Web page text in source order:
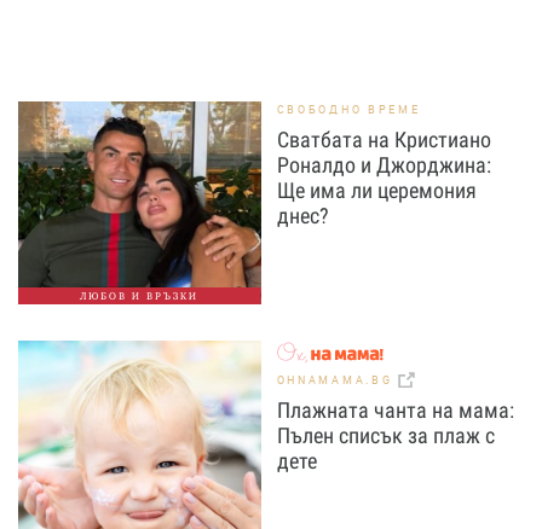
ЛЮБОВ И ВРЪЗКИ
СВОБОДНО ВРЕМЕ
Сватбата на Кристиано
Роналдо и Джорджина:
Ще има ли церемония
днес?
OHNAMAMA.BG
Плажната чанта на мама:
Пълен списък за плаж с
дете